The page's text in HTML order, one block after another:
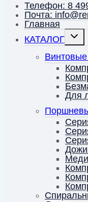
Телефон: 8
Почта:
Главная
КАТАЛОГ
Для